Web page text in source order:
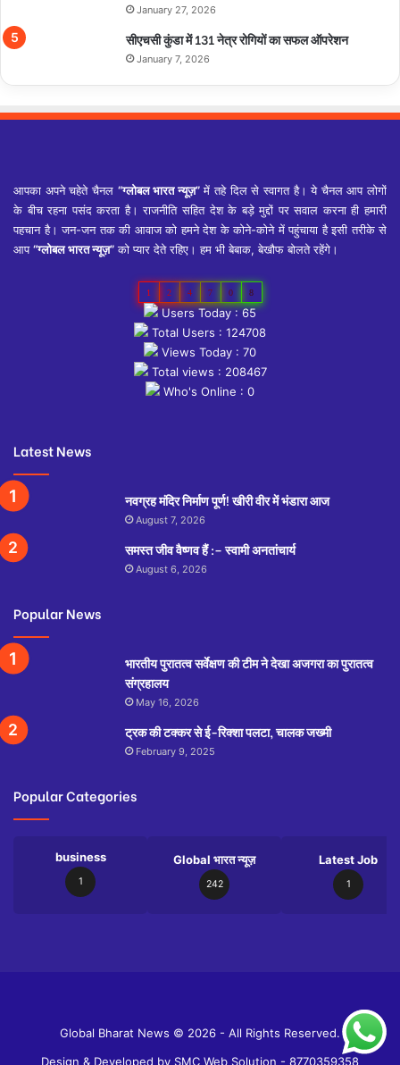
January 27, 2026
सीएचसी कुंडा में 131 नेत्र रोगियों का सफल ऑपरेशन
January 7, 2026
आपका अपने चहेते चैनल “ग्लोबल भारत न्यूज़”में तहे दिल से स्वागत है। ये चैनल आप लोगों
के बीच रहना पसंद करता है। राजनीति सहित देश के बड़े मुद्दों पर सवाल करना ही हमारी
पहचान है। जन-जन तक की आवाज को हमने देश के कोने-कोने में पहुंचाया है इसी तरीके से
आप“ग्लोबल भारत न्यूज़”को प्यार देते रहिए। हम भी बेबाक, बेखौफ बोलते रहेंगे।
1 2 4 7 0 8
Users Today : 65
Total Users : 124708
Views Today : 70
Total views : 208467
Who's Online : 0
Latest News
नवग्रह मंदिर निर्माण पूर्ण! खीरी वीर में भंडारा आज
August 7, 2026
समस्त जीव वैष्णव हैं :– स्वामी अनतांचार्य
August 6, 2026
Popular News
भारतीय पुरातत्व सर्वेक्षण की टीम ने देखा अजगरा का पुरातत्व
संग्रहालय
May 16, 2026
ट्रक की टक्कर से ई-रिक्शा पलटा, चालक जख्मी
February 9, 2025
Popular Categories
business
1
Global भारत न्यूज़
242
Latest Job
1
Global Bharat News © 2026 - All Rights Reserved.
Design & Developed by SMC Web Solution - 8770359358